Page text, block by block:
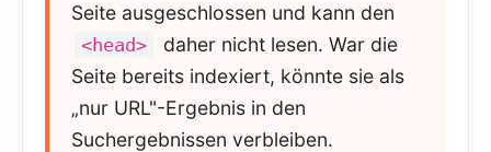
Seite ausgeschlossen und kann den
<head>
daher nicht lesen. War die
Seite bereits indexiert, könnte sie als
„nur URL"-Ergebnis in den
Suchergebnissen verbleiben.